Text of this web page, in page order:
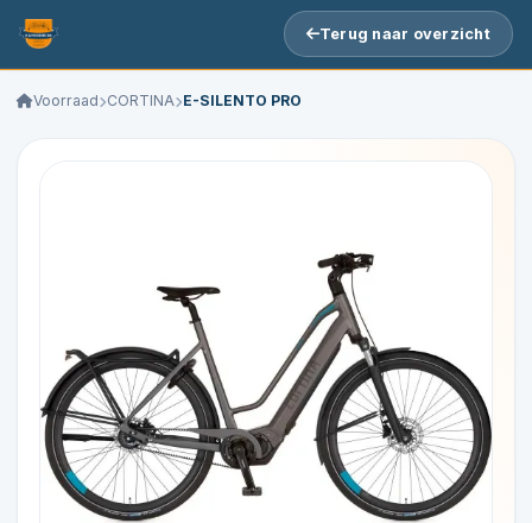
Terug naar overzicht
Voorraad CORTINA E-SILENTO PRO